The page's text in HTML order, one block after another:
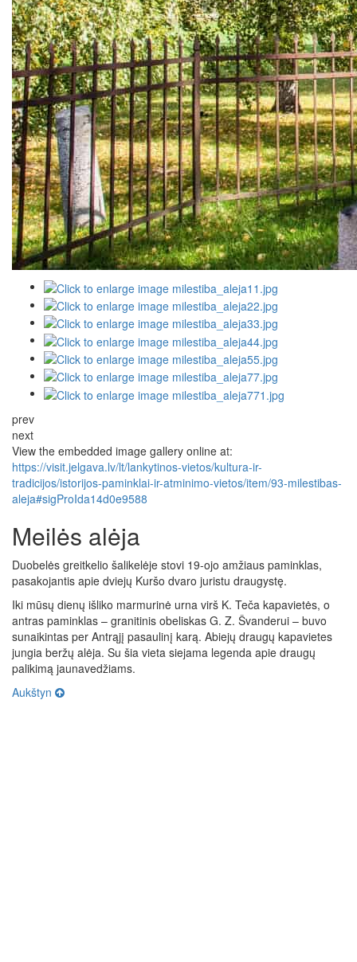
prev
next
View the embedded image gallery online at:
https://visit.jelgava.lv/lt/lankytinos-vietos/kultura-ir-
tradicijos/istorijos-paminklai-ir-atminimo-vietos/item/93-milestibas-
aleja#sigProIda14d0e9588
Meilės alėja
Duobelės greitkelio šalikelėje stovi 19-ojo amžiaus paminklas,
pasakojantis apie dviejų Kuršo dvaro juristu draugystę.
Iki mūsų dienų išliko marmurinė urna virš K. Teča kapavietės, o
antras paminklas – granitinis obeliskas G. Z. Švanderui – buvo
sunaikintas per Antrąjį pasaulinį karą. Abiejų draugų kapavietes
jungia beržų alėja. Su šia vieta siejama legenda apie draugų
palikimą jaunavedžiams.
Aukštyn